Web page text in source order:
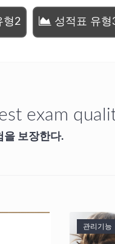
형2 성적표 유형
exam
을 보장한다.
관리기능